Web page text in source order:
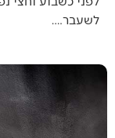
לשעבר.…